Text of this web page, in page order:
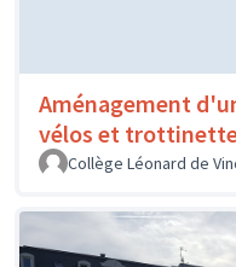
Aménagement
vélos et
Collège Léonard de